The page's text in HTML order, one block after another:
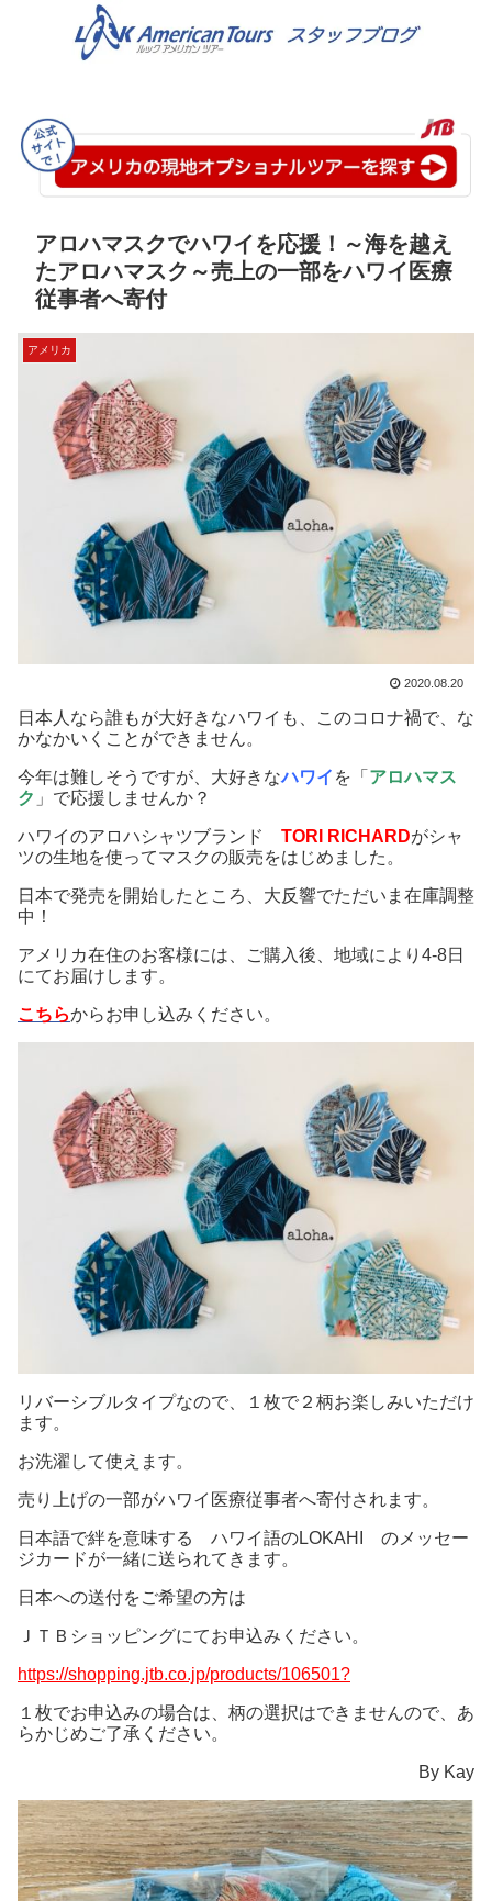
アロハマスクでハワイを応援！～海を越え
たアロハマスク～売上の一部をハワイ医療
従事者へ寄付
アメリカ
2020.08.20
日本人なら誰もが大好きなハワイも、このコロナ禍で、な
かなかいくことができません。
今年は難しそうですが、大好きなハワイ を「 アロハマス
ク 」で応援しませんか？
ハワイのアロハシャツブランド TORI RICHARDがシャ
ツの生地を使ってマスクの販売をはじめました。
日本で発売を開始したところ、大反響でただいま在庫調整
中！
アメリカ在住のお客様には、ご購入後、地域により4-8日
にてお届けします。
こちらからお申し込みください。
リバーシブルタイプなので、１枚で２柄お楽しみいただけ
ます。
お洗濯して使えます。
売り上げの一部がハワイ医療従事者へ寄付されます。
日本語で絆を意味する ハワイ語のLOKAHI のメッセー
ジカードが一緒に送られてきます。
日本への送付をご希望の方は
ＪＴＢショッピングにてお申込みください。
https://shopping.jtb.co.jp/products/106501?
１枚でお申込みの場合は、柄の選択はできませんので、あ
らかじめご了承ください。
By Kay